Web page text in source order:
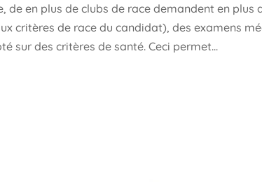
de en plus de clubs de race demandent en
critères de race du candidat), des examens
sur des critères de santé. Ceci permet...